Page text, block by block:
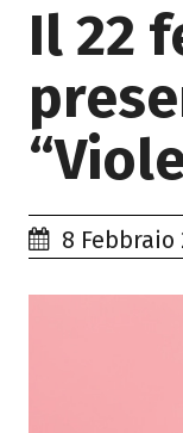
Il 22
8 Febbraio